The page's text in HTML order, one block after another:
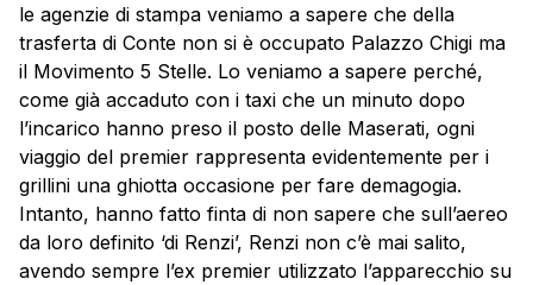
le agenzie di stampa veniamo a sapere che della
trasferta di Conte non si è occupato Palazzo Chigi ma
il Movimento 5 Stelle. Lo veniamo a sapere perché,
come già accaduto con i taxi che un minuto dopo
l’incarico hanno preso il posto delle Maserati, ogni
viaggio del premier rappresenta evidentemente per i
grillini una ghiotta occasione per fare demagogia.
Intanto, hanno fatto finta di non sapere che sull’aereo
da loro definito ‘di Renzi’, Renzi non c’è mai salito,
avendo sempre l’ex premier utilizzato l’apparecchio su